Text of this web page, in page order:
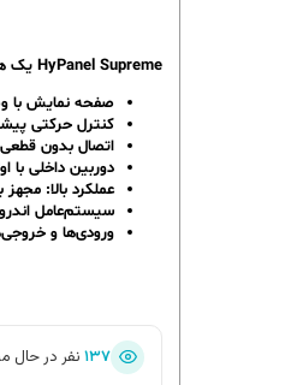
HyPanel Supreme یک
صفحه نمایش با
کنترل حرکتی
اتصال بدون قطعی
دوربین داخلی
عملکرد بالا: مجهز به پردازنده 4 هسته‌ای 64 بیتی با
سیستم‌عامل
ورودی‌ها و
۱۳۷نفر در